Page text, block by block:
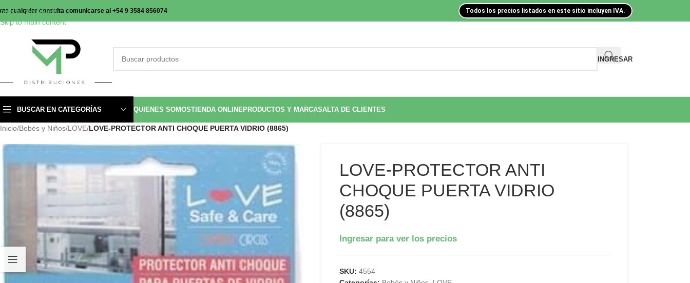
Skip to navigation
Skip to main content
cualquier consulta comunicarse al +54 9 3584 856074 Todos los precios listados en este sitio incluyen IVA.
INGRESAR
BUSCAR EN CATEGORÍAS QUIENES SOMOSTIENDA ONLINEPRODUCTOS Y MARCASALTA DE CLIENTES
Inicio/Bebés y Niños/LOVE/LOVE-PROTECTOR ANTI CHOQUE PUERTA VIDRIO (8865)
LOVE-PROTECTOR ANTI
CHOQUE PUERTA VIDRIO
(8865)
Ingresar para ver los precios
SKU: 4554